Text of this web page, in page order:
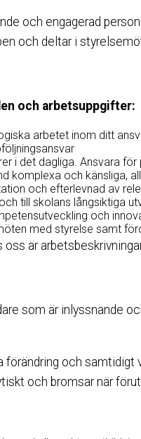
och engagerad
och deltar i
och arbetsuppgifter:
arbetet inom ditt
i det dagliga. Ansvara
komplexa och känsliga,
och efterlevnad av
till skolans långsiktiga
och
med styrelse samt
är
som är inlyssnande
förändring och
och bromsar när